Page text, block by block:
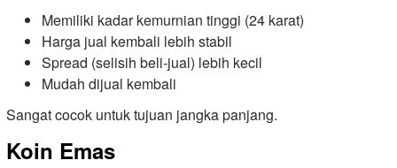
Memiliki kadar kemurnian tinggi (24 karat)
Harga jual kembali lebih stabil
Spread (selisih beli-jual) lebih kecil
Mudah dijual kembali
Sangat cocok untuk tujuan jangka panjang.
Koin Emas